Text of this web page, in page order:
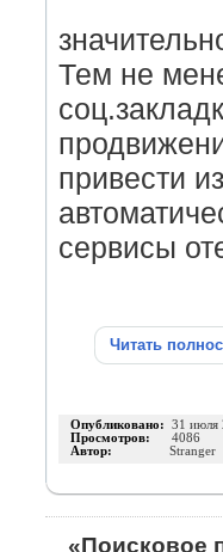
Тем не
привести
сервисы
Читать
Опубликовано: 31 июля
Просмотров: 4086
Автор: Stranger
«Поисковое